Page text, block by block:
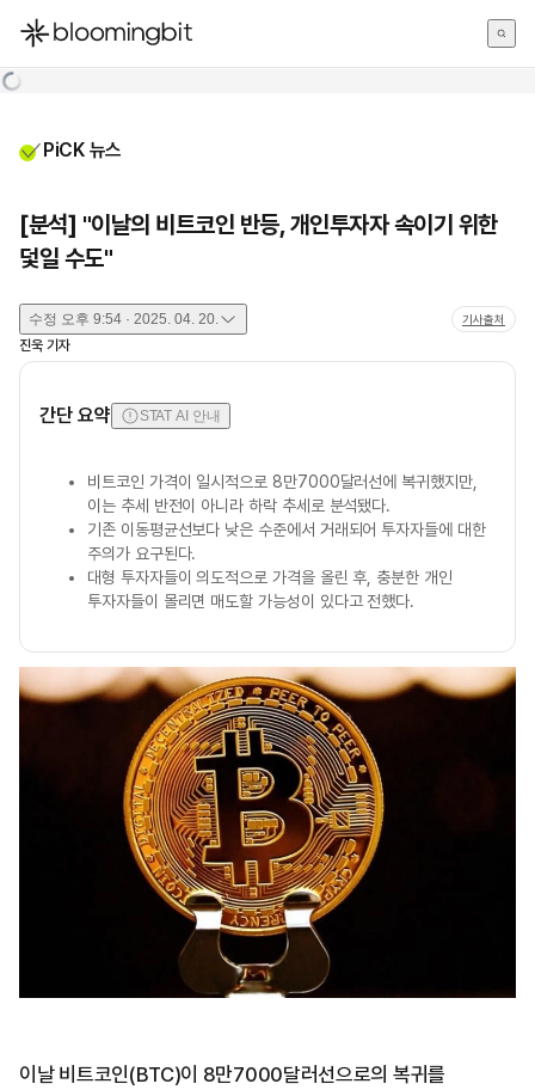
한국어
PiCK 뉴스
[분석] "이날의 비트코인 반등, 개인투자자 속이기 위한
덫일 수도"
수정 오후 9:54 · 2025. 04. 20. 기사출처
진욱 기자
간단 요약 STAT AI 안내
비트코인 가격이 일시적으로 8만7000달러선에 복귀했지만,
이는 추세 반전이 아니라 하락 추세로 분석됐다.
기존 이동평균선보다 낮은 수준에서 거래되어 투자자들에 대한
주의가 요구된다.
대형 투자자들이 의도적으로 가격을 올린 후, 충분한 개인
투자자들이 몰리면 매도할 가능성이 있다고 전했다.
이날 비트코인(BTC)이 8만7000달러선으로의 복귀를